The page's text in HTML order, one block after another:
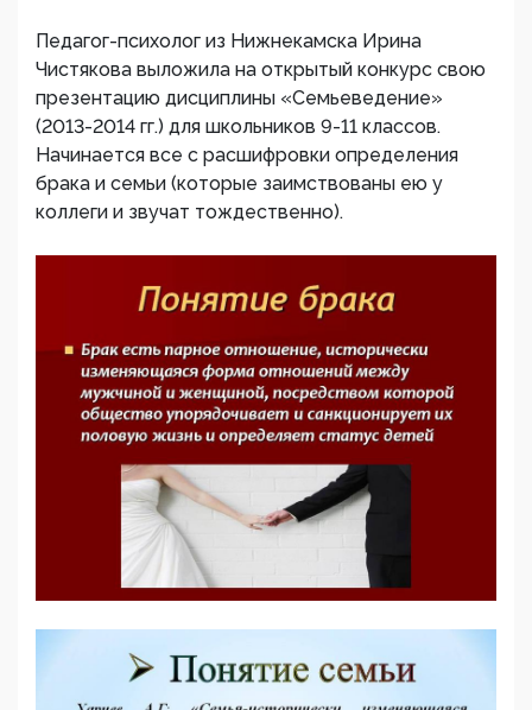
Педагог-психолог из Нижнекамска Ирина
Чистякова выложила на открытый конкурс свою
презентацию дисциплины «Семьеведение»
(2013-2014 гг.) для школьников 9-11 классов.
Начинается все с расшифровки определения
брака и семьи (которые заимствованы ею у
коллеги и звучат тождественно).